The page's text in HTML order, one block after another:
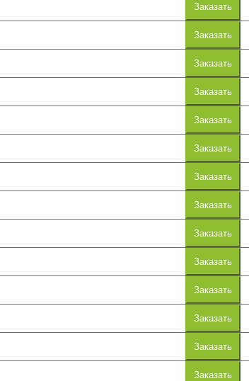
Заказать
Заказать
Заказать
Заказать
Заказать
Заказать
Заказать
Заказать
Заказать
Заказать
Заказать
Заказать
Заказать
Заказать